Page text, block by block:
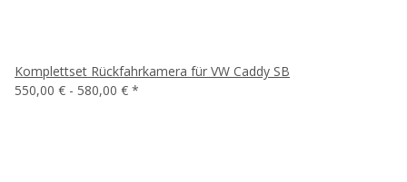
Komplettset Rückfahrkamera für VW Caddy SB
550,00 € - 580,00 € *